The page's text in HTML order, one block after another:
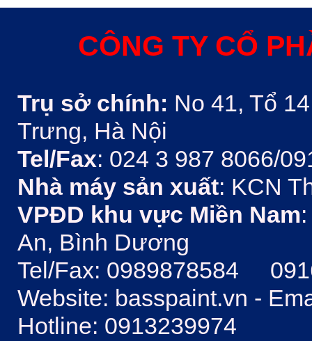
xây dụng nhà ở hoặc bất kỳ
thủy trong ngôi nhà thường
được quyết định bởi các nhân
CÔNG TY CỔ
Trụ sở chính: No 41, Tổ
Trưng, Hà Nội
Tel/Fax: 024 3 987 8066/
Nhà máy sản xuất: KCN
VPĐD khu vực Miền Nam
An, Bình Dương
Tel/Fax: 0989878584
Website: basspaint.vn -
Hotline: 0913239974